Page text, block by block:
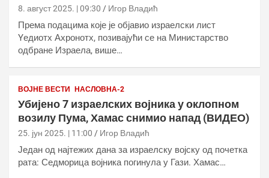
8. август 2025. | 09:30 Игор Владић
Према подацима које је објавио израелски лист
Yедиотх Ахронотх, позивајући се на Министарство
одбране Израела, више…
ВОЈНЕ ВЕСТИ НАСЛОВНА-2
Убијено 7 израелских војника у оклопном
возилу Пума, Хамас снимио напад (ВИДЕО)
25. јун 2025. | 11:00 Игор Владић
Један од најтежих дана за израелску војску од почетка
рата: Седморица војника погинула у Гази. Хамас…